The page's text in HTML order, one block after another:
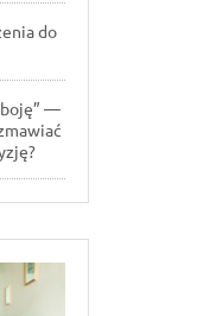
do
boję” —